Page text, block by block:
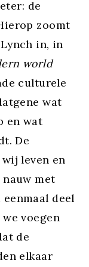
de
zoomt
in, in
world
culturele
wat
en wat
De
leven en
met
deel
voegen
de
elkaar